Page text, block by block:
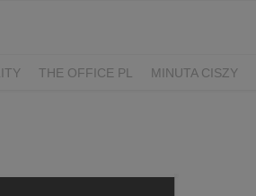
THE OFFICE PL MINUTA CISZY